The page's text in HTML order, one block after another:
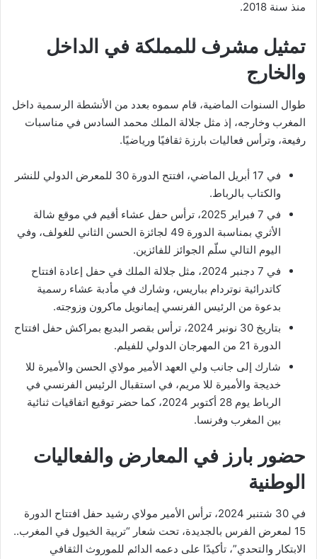
منذ سنة 2018.
تمثيل مشرف للمملكة في الداخل
والخارج
طوال السنوات الماضية، قام سموه بعدد من الأنشطة الرسمية داخل
المغرب وخارجه، إذ مثل جلالة الملك محمد السادس في مناسبات
رفيعة، وترأس فعاليات بارزة ثقافيًا ورياضيًا.
في 17 أبريل الماضي، افتتح الدورة 30 للمعرض الدولي للنشر
والكتاب بالرباط.
في 7 فبراير 2025، ترأس حفل عشاء أقيم في موقع شالة
الأثري بمناسبة الدورة 49 لجائزة الحسن الثاني للغولف، وفي
اليوم التالي سلّم الجوائز للفائزين.
في 7 دجنبر 2024، مثل جلالة الملك في حفل إعادة افتتاح
كاتدرائية نوتردام بباريس، وشارك في مأدبة عشاء رسمية
بدعوة من الرئيس الفرنسي إيمانويل ماكرون وزوجته.
بتاريخ 30 نونبر 2024، ترأس بقصر البديع بمراكش حفل افتتاح
الدورة 21 من المهرجان الدولي للفيلم.
شارك إلى جانب ولي العهد الأمير مولاي الحسن والأميرة للا
خديجة والأميرة للا مريم، في استقبال الرئيس الفرنسي في
الرباط يوم 28 أكتوبر 2024، كما حضر توقيع اتفاقيات ثنائية
بين المغرب وفرنسا.
حضور بارز في المعارض والفعاليات
الوطنية
في 30 شتنبر 2024، ترأس الأمير مولاي رشيد حفل افتتاح الدورة
15 لمعرض الفرس بالجديدة، تحت شعار “تربية الخيول في المغرب..
الابتكار والتحدي”، تأكيدًا على دعمه الدائم للموروث الثقافي